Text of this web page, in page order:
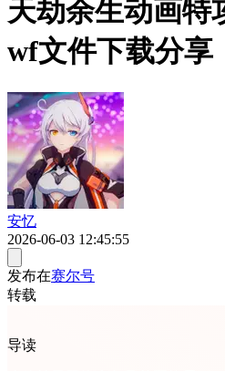
天劫余生动画特
wf文件下载分享
安忆
2026-06-03 12:45:55
发布在赛尔号
转载
导读